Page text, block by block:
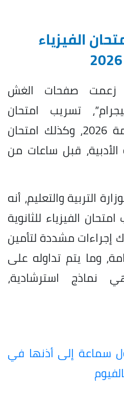
الفيزياء
صفحات الغش
تسريب امتحان
الفيزياء للثانوية العامة 2026، وكذلك امتحان
الأدبية، قبل ساعات من
التربية والتعليم، أنه
الفيزياء للثانوية
إجراءات مشددة لتأمين
وما يتم تداوله على
نماذج استرشادية،
سماعة إلى أذنها في